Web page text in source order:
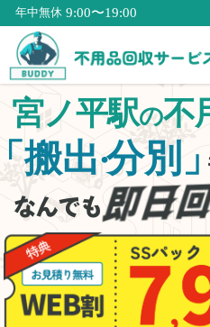
年中無休 9:00〜19:00
宮ノ平駅の不
搬出・分別